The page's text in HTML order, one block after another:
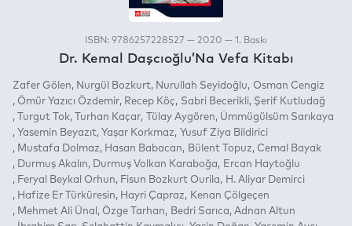
ISBN: 9786257228527 — 2020 — 1. Baskı
Dr. Kemal Daşcıoğlu’Na Vefa Kitabı
Zafer Gölen Nurgül Bozkurt Nurullah Seyidoğlu
Osman Cengiz
Ömür Yazıcı Özdemir
Recep Köç Sabri Becerikli Şerif Kutludağ
Turgut Tok
Turhan Kaçar Tülay Aygören
Ümmügülsüm Sarıkaya
Yasemin Beyazıt Yaşar Korkmaz
Yusuf Ziya Bildirici
Mustafa Dolmaz
Hasan Babacan Bülent Topuz
Cemal Bayak
Durmuş Akalın
Durmuş Volkan Karaboğa
Ercan Haytoğlu
Feryal Beykal Orhun
Fisun Bozkurt Ourila
H. Aliyar Demirci
Hafize Er Türküresin
Hayri Çapraz
Kenan Çölgeçen
Mehmet Ali Ünal
Özge Tarhan Bedri Sarıca Adnan Altun